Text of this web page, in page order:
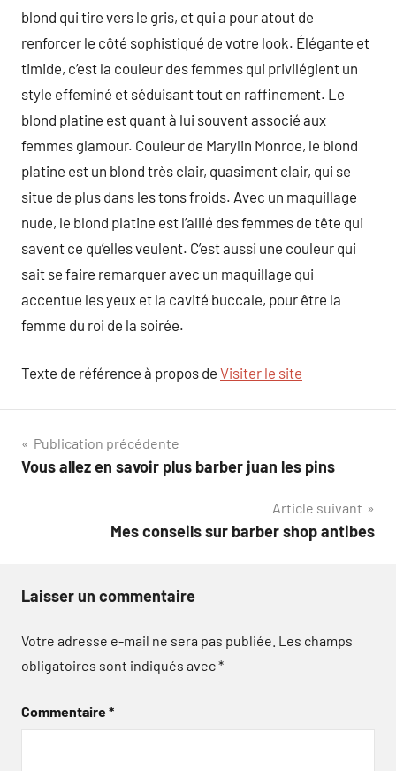
blond qui tire vers le gris, et qui a pour atout de
renforcer le côté sophistiqué de votre look. Élégante et
timide, c’est la couleur des femmes qui privilégient un
style effeminé et séduisant tout en raffinement. Le
blond platine est quant à lui souvent associé aux
femmes glamour. Couleur de Marylin Monroe, le blond
platine est un blond très clair, quasiment clair, qui se
situe de plus dans les tons froids. Avec un maquillage
nude, le blond platine est l’allié des femmes de tête qui
savent ce qu’elles veulent. C’est aussi une couleur qui
sait se faire remarquer avec un maquillage qui
accentue les yeux et la cavité buccale, pour être la
femme du roi de la soirée.
Texte de référence à propos de Visiter le site
Navigation
de
Publication précédente
Vous allez en savoir plus barber juan les pins
Article suivant
Mes conseils sur barber shop antibes
Laisser un commentaire
Votre adresse e-mail ne sera pas publiée. Les champs
obligatoires sont indiqués avec*
Commentaire*